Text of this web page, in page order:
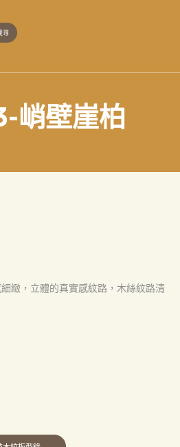
峭壁崖柏
緻，立體的真實感紋路，木絲紋路清